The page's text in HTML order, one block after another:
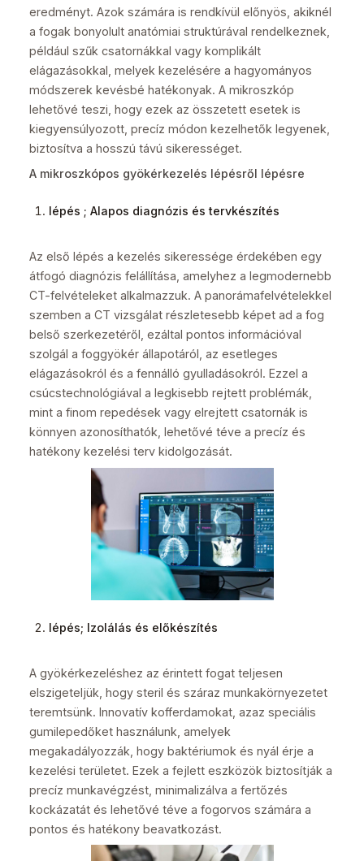
eredményt. Azok számára is rendkívül előnyös, akiknél
a fogak bonyolult anatómiai struktúrával rendelkeznek,
például szűk csatornákkal vagy komplikált
elágazásokkal, melyek kezelésére a hagyományos
módszerek kevésbé hatékonyak. A mikroszkóp
lehetővé teszi, hogy ezek az összetett esetek is
kiegyensúlyozott, precíz módon kezelhetők legyenek,
biztosítva a hosszú távú sikerességet.
A mikroszkópos gyökérkezelés lépésről lépésre
lépés ; Alapos diagnózis és tervkészítés
Az első lépés a kezelés sikeressége érdekében egy
átfogó diagnózis felállítása, amelyhez a legmodernebb
CT-felvételeket alkalmazzuk. A panorámafelvételekkel
szemben a CT vizsgálat részletesebb képet ad a fog
belső szerkezetéről, ezáltal pontos információval
szolgál a foggyökér állapotáról, az esetleges
elágazásokról és a fennálló gyulladásokról. Ezzel a
csúcstechnológiával a legkisebb rejtett problémák,
mint a finom repedések vagy elrejtett csatornák is
könnyen azonosíthatók, lehetővé téve a precíz és
hatékony kezelési terv kidolgozását.
lépés; Izolálás és előkészítés
A gyökérkezeléshez az érintett fogat teljesen
elszigeteljük, hogy steril és száraz munkakörnyezetet
teremtsünk. Innovatív kofferdamokat, azaz speciális
gumilepedőket használunk, amelyek
megakadályozzák, hogy baktériumok és nyál érje a
kezelési területet. Ezek a fejlett eszközök biztosítják a
precíz munkavégzést, minimalizálva a fertőzés
kockázatát és lehetővé téve a fogorvos számára a
pontos és hatékony beavatkozást.